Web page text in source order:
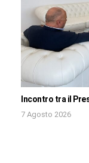
Incontro tra il
7 Agosto 2026